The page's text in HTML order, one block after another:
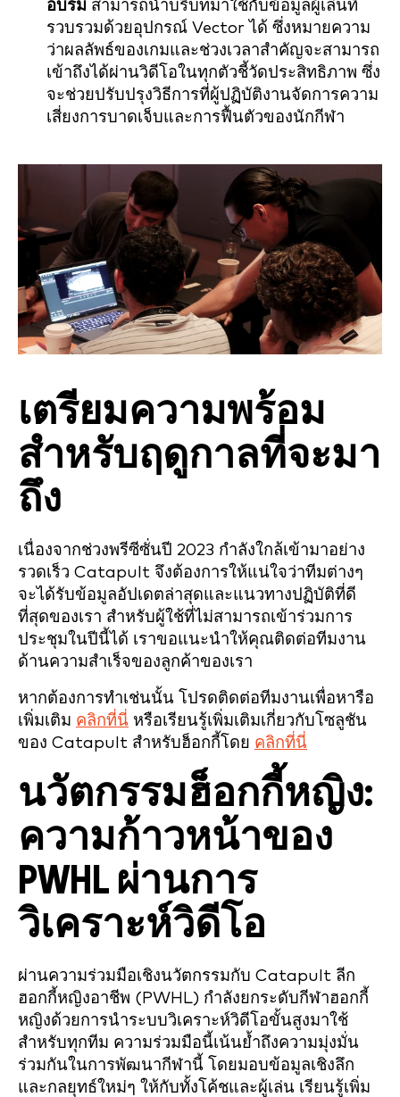
อบรม สามารถนำบริบทมาใช้กับข้อมูลผู้เล่นที่
รวบรวมด้วยอุปกรณ์ Vector ได้ ซึ่งหมายความ
ว่าผลลัพธ์ของเกมและช่วงเวลาสำคัญจะสามารถ
เข้าถึงได้ผ่านวิดีโอในทุกตัวชี้วัดประสิทธิภาพ ซึ่ง
จะช่วยปรับปรุงวิธีการที่ผู้ปฏิบัติงานจัดการความ
เสี่ยงการบาดเจ็บและการฟื้นตัวของนักกีฬา
เตรียมความพร้อม
สำหรับฤดูกาลที่จะมา
ถึง
เนื่องจากช่วงพรีซีซั่นปี 2023 กำลังใกล้เข้ามาอย่าง
รวดเร็ว Catapult จึงต้องการให้แน่ใจว่าทีมต่างๆ
จะได้รับข้อมูลอัปเดตล่าสุดและแนวทางปฏิบัติที่ดี
ที่สุดของเรา สำหรับผู้ใช้ที่ไม่สามารถเข้าร่วมการ
ประชุมในปีนี้ได้ เราขอแนะนำให้คุณติดต่อทีมงาน
ด้านความสำเร็จของลูกค้าของเรา
หากต้องการทำเช่นนั้น โปรดติดต่อทีมงานเพื่อหารือ
เพิ่มเติม คลิกที่นี่ หรือเรียนรู้เพิ่มเติมเกี่ยวกับโซลูชัน
ของ Catapult สำหรับฮ็อกกี้โดย คลิกที่นี่
นวัตกรรมฮ็อกกี้หญิง:
ความก้าวหน้าของ
PWHL ผ่านการ
วิเคราะห์วิดีโอ
ผ่านความร่วมมือเชิงนวัตกรรมกับ Catapult ลีก
ฮอกกี้หญิงอาชีพ (PWHL) กำลังยกระดับกีฬาฮอกกี้
หญิงด้วยการนำระบบวิเคราะห์วิดีโอขั้นสูงมาใช้
สำหรับทุกทีม ความร่วมมือนี้เน้นย้ำถึงความมุ่งมั่น
ร่วมกันในการพัฒนากีฬานี้ โดยมอบข้อมูลเชิงลึก
และกลยุทธ์ใหม่ๆ ให้กับทั้งโค้ชและผู้เล่น เรียนรู้เพิ่ม